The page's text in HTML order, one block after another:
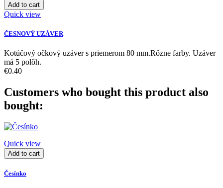
Add to cart
Quick view
ČESNOVÝ UZÁVER
Kotúčový očkový uzáver s priemerom 80 mm.Rôzne farby. Uzáver
má 5 polôh.
€0.40
Customers who bought this product also
bought:
Quick view
Add to cart
Česínko